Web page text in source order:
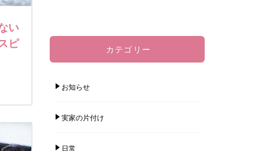
い
ピ
カテゴリー
お知らせ
実家の片付け
日常